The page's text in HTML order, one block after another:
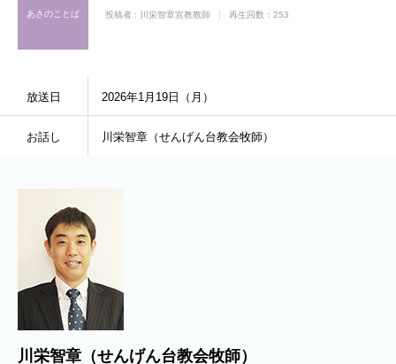
あさのことば 投稿者 : 川栄智章宣教教師 再生回数：253
放送日 2026年1月19日（月）
お話し 川栄智章（せんげん台教会牧師）
川栄智章（せんげん台教会牧師）